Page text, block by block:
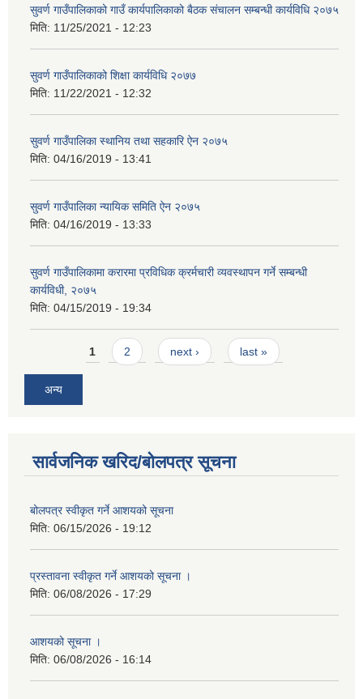
सुवर्ण गाउँपालिकाको गाउँ कार्यपालिकाको बैठक संचालन सम्बन्धी कार्यविधि २०७५
मिति: 11/25/2021 - 12:23
सुवर्ण गाउँपालिकाको शिक्षा कार्यविधि २०७७
मिति: 11/22/2021 - 12:32
सुवर्ण गाउँपालिका स्थानिय तथा सहकारि ऐन २०७५
मिति: 04/16/2019 - 13:41
सुवर्ण गाउँपालिका न्यायिक समिति ऐन २०७५
मिति: 04/16/2019 - 13:33
सुवर्ण गाउँपालिकामा करारमा प्रविधिक क्रर्मचारी व्यवस्थापन गर्ने सम्बन्धी
कार्यविधी, २०७५
मिति: 04/15/2019 - 19:34
Pages1 2 next › last »
अन्य
सार्वजनिक खरिद/बोलपत्र सूचना
बोलपत्र स्वीकृत गर्ने आशयको सूचना
मिति: 06/15/2026 - 19:12
प्रस्तावना स्वीकृत गर्ने आशयको सूचना ।
मिति: 06/08/2026 - 17:29
आशयको सूचना ।
मिति: 06/08/2026 - 16:14